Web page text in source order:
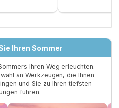
Ihren Sommer
Ihren Weg erleuchten.
an Werkzeugen, die Ihnen
und Sie zu Ihren tiefsten
führen.